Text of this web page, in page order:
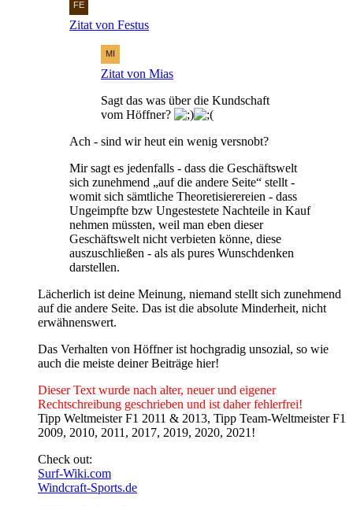
Zitat von Festus
Zitat von Mias
Sagt das was über die Kundschaft
vom Höffner?
Ach - sind wir heut ein wenig versnobt?
Mir sagt es jedenfalls - dass die Geschäftswelt
sich zunehmend „auf die andere Seite“ stellt -
womit sich sämtliche Theoretisierereien - dass
Ungeimpfte bzw Ungestestete Nachteile in Kauf
nehmen müssten, weil man eben dieser
Geschäftswelt nicht verbieten könne, diese
auszuschließen - als als pures Wunschdenken
darstellen.
Lächerlich ist deine Meinung, niemand stellt sich zunehmend
auf die andere Seite. Das ist die absolute Minderheit, nicht
erwähnenswert.
Das Verhalten von Höffner ist hochgradig unsozial, so wie
auch die meiste deiner Beiträge hier!
Dieser Text wurde nach alter, neuer und eigener
Rechtschreibung geschrieben und ist daher fehlerfrei!
Tipp Weltmeister F1 2011 & 2013, Tipp Team-Weltmeister F1
2009, 2010, 2011, 2017, 2019, 2020, 2021!
Check out:
Surf-Wiki.com
Windcraft-Sports.de